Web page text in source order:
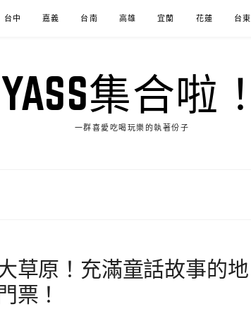
台中 嘉義 台南 高雄 宜蘭 花蓮 台東
YASS集合啦！
一群喜愛吃喝玩樂的執著份子
草原！充滿童話故事的地
票！